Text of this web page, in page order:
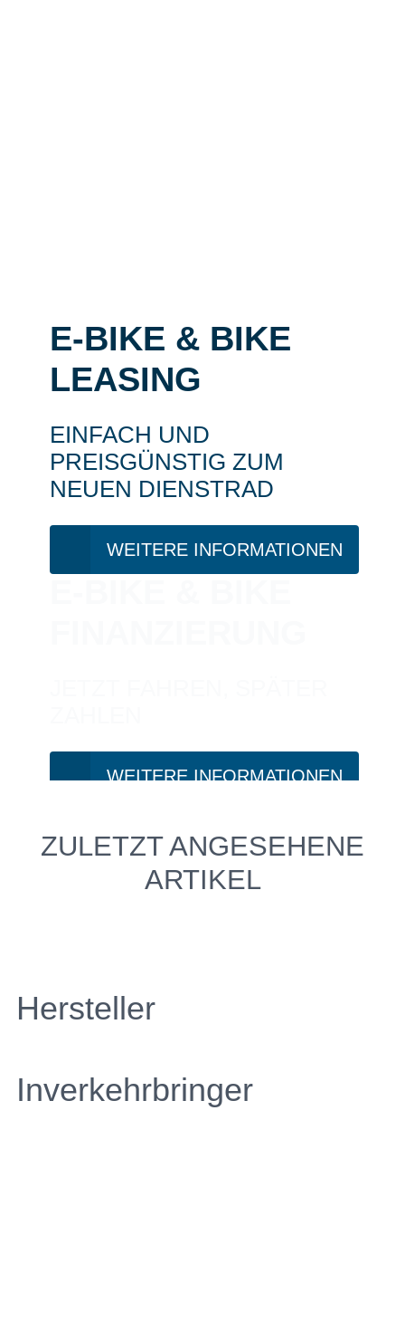
E-BIKE & BIKE
LEASING
EINFACH UND
PREISGÜNSTIG ZUM
NEUEN DIENSTRAD
WEITERE INFORMATIONEN
WEITERE INFORMATIONEN
PROBEFAHRT?
JA, SOFORT!
ZULETZT ANGESEHENE
ARTIKEL
Hersteller
Inverkehrbringer